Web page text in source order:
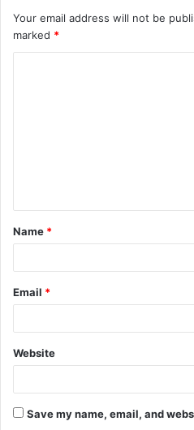
Your email address will not be
marked *
t
*
Name *
Email *
Website
Save my name, email, and